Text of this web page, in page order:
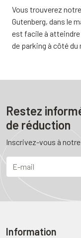
Vous trouverez
Gutenberg, dans le
est facile à atteindre
de parking à côté du
Restez
de réduction
Inscrivez-vous à
Information